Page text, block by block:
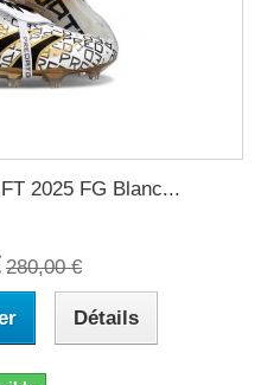
2025 FG Blanc...
280,00 €
Détails